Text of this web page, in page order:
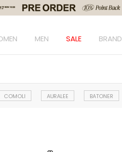
MEN SALE BRAND
COMOLI AURALEE BATONER